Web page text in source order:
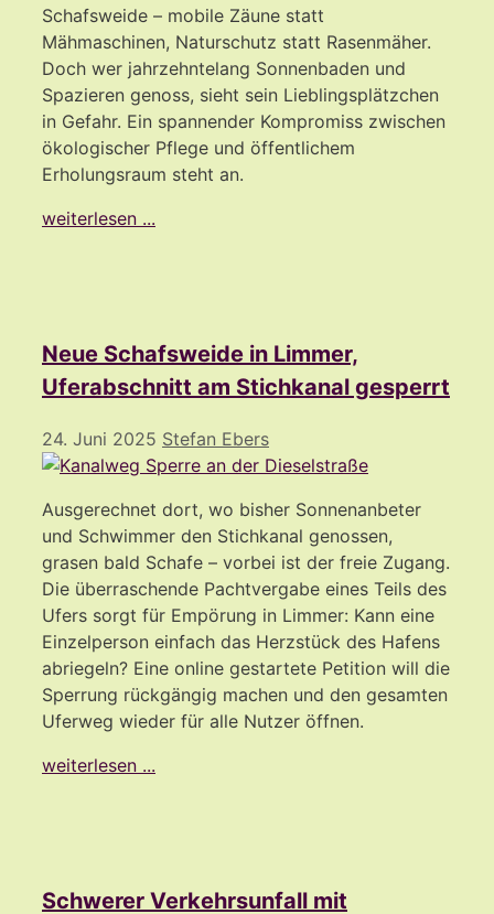
Schafsweide – mobile Zäune statt
Mähmaschinen, Naturschutz statt Rasenmäher.
Doch wer jahrzehntelang Sonnenbaden und
Spazieren genoss, sieht sein Lieblingsplätzchen
in Gefahr. Ein spannender Kompromiss zwischen
ökologischer Pflege und öffentlichem
Erholungsraum steht an.
weiterlesen ...
Neue Schafsweide in Limmer,
Uferabschnitt am Stichkanal gesperrt
24. Juni 2025 Stefan Ebers
Ausgerechnet dort, wo bisher Sonnenanbeter
und Schwimmer den Stichkanal genossen,
grasen bald Schafe – vorbei ist der freie Zugang.
Die überraschende Pachtvergabe eines Teils des
Ufers sorgt für Empörung in Limmer: Kann eine
Einzelperson einfach das Herzstück des Hafens
abriegeln? Eine online gestartete Petition will die
Sperrung rückgängig machen und den gesamten
Uferweg wieder für alle Nutzer öffnen.
weiterlesen ...
Schwerer Verkehrsunfall mit